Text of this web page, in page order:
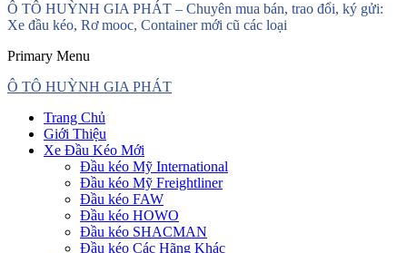
Ô TÔ HUỲNH GIA PHÁT – Chuyên mua bán, trao đổi, ký gửi:
Xe đầu kéo, Rơ mooc, Container mới cũ các loại
Primary Menu
Ô TÔ HUỲNH GIA PHÁT
Trang Chủ
Giới Thiệu
Xe Đầu Kéo Mới
Đầu kéo Mỹ International
Đầu kéo Mỹ Freightliner
Đầu kéo FAW
Đầu kéo HOWO
Đầu kéo SHACMAN
Đầu kéo Các Hãng Khác